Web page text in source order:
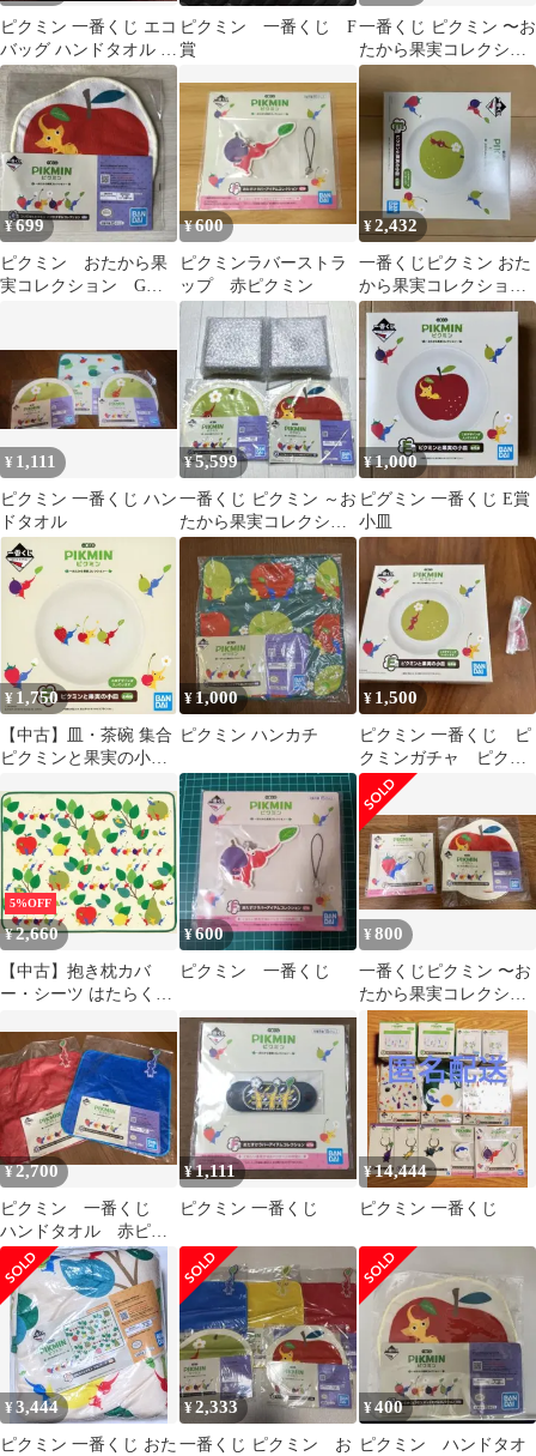
ピクミン 一番くじ エコ
バッグ ハンドタオル 2
点セット
ピクミン 一番くじ F
賞
一番くじ ピクミン 〜お
たから果実コレクショ
ン〜 ラバーアイテ
ム ハンドタオル
¥699
ピクミン おたから果
実コレクション G
¥600
ピクミンラバーストラ
ップ 赤ピクミン
¥2,432
一番くじピクミン おた
から果実コレクション
Ｅ賞ピクミンと果実の
小皿
¥ 1,111
ピクミン 一番くじ ハン
ドタオル
¥5,599
一番くじ ピクミン ～お
たから果実コレクショ
ン～ E G 赤ピクミン
黄 ４点
¥1,000
ピグミン 一番くじ E賞
小皿
¥ 1,750
【中古】皿・茶碗 集合
ピクミンと果実の小皿
おたから果実コレクシ
ョン～」 E賞
¥ 1,000
ピクミン ハンカチ
¥ 1,500
ピクミン 一番くじ ピ
クミンガチャ ピクミ
ングミヒカリピクミン
5%OFF
¥2,660
【中古】抱き枕カバ
ー・シーツ はたらくピ
「一番くじ ピクミン ～
おたから果実コレクシ
ョン～」 B賞
¥600
ピクミン 一番くじ
¥800
一番くじピクミン 〜お
たから果実コレクショ
ン〜 2022年発売
¥2,700
ピクミン 一番くじ
ハンドタオル 赤ピク
ミン 青ピクミン 2種
セット
¥1,111
ピクミン 一番くじ
¥14,444
ピクミン 一番くじ
¥3,444
ピクミン 一番くじ おた
¥2,333
一番くじ ピクミン お
¥400
ピクミン ハンドタオ